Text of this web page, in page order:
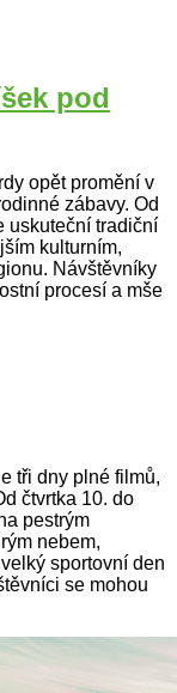
pod
opět promění v
zábavy. Od
uskuteční tradiční
kulturním,
Návštěvníky
procesí a mše
tři dny plné filmů,
čtvrtka 10. do
pestrým
nebem,
sportovní den
se mohou